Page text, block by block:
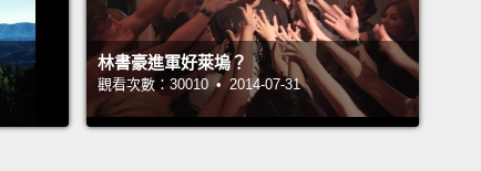
色球衣。
Bryant making his first appearance...
第一次踏上 NBA 球場...
林書豪進軍好萊塢？
觀看次數：30010 • 2014-07-31